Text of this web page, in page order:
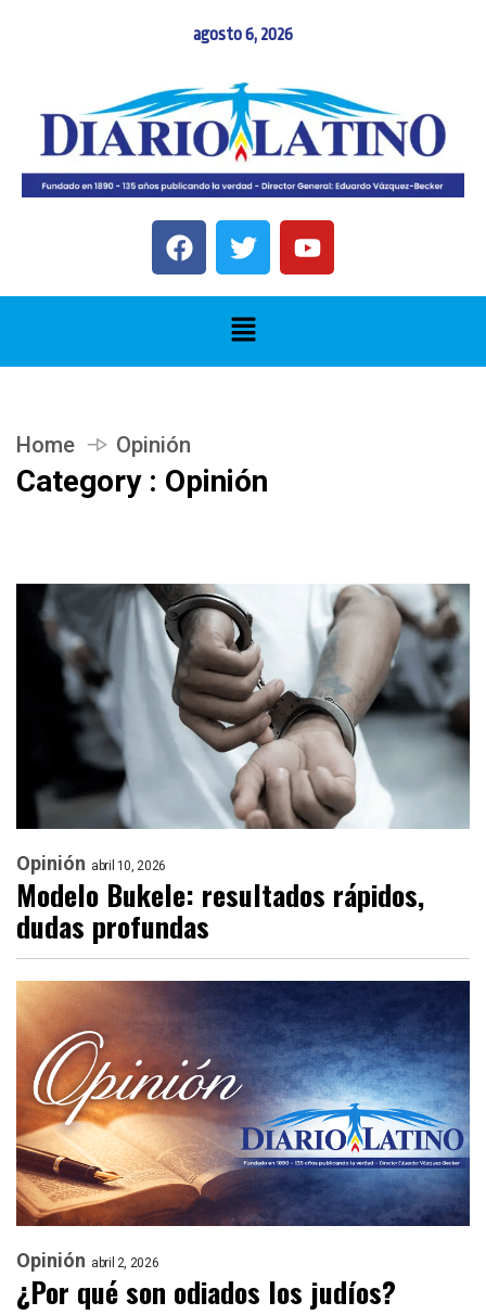
agosto 6, 2026
Home Opinión
Category : Opinión
Opinión abril 10, 2026
Modelo Bukele: resultados rápidos,
dudas profundas
Opinión abril 2, 2026
¿Por qué son odiados los judíos?